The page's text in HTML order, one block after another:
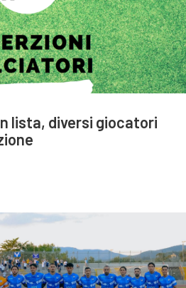
lista, diversi giocatori